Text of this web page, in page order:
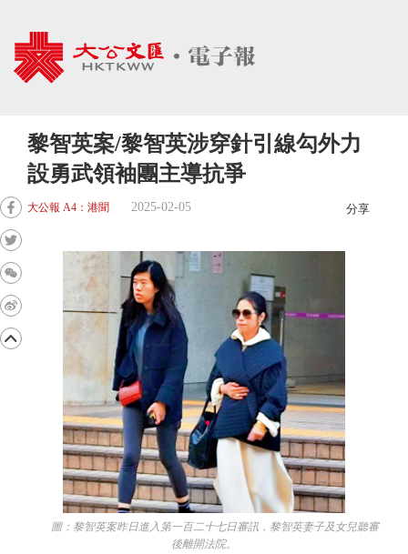
黎智英案/黎智英涉穿針引線勾外力
設勇武領袖團主導抗爭
大公報 A4：港聞 2025-02-05 分享
圖：黎智英案昨日進入第一百二十七日審訊，黎智英妻子及女兒聽審
後離開法院。